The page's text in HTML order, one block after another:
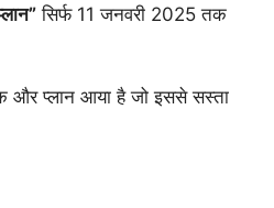
सिर्फ 11 जनवरी 2025 तक
और प्लान आया है जो इससे सस्ता